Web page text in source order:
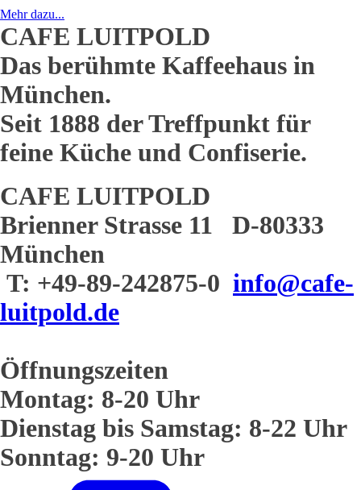
Mehr dazu...
CAFE LUITPOLD
Das berühmte Kaffeehaus in
München.
Seit 1888 der Treffpunkt für
feine Küche und Confiserie.
CAFE LUITPOLD
Brienner Strasse 11 D-80333
München
T: +49-89-242875-0 info@cafe-
luitpold.de
Öffnungszeiten
Montag: 8-20 Uhr
Dienstag bis Samstag: 8-22 Uhr
Sonntag: 9-20 Uhr